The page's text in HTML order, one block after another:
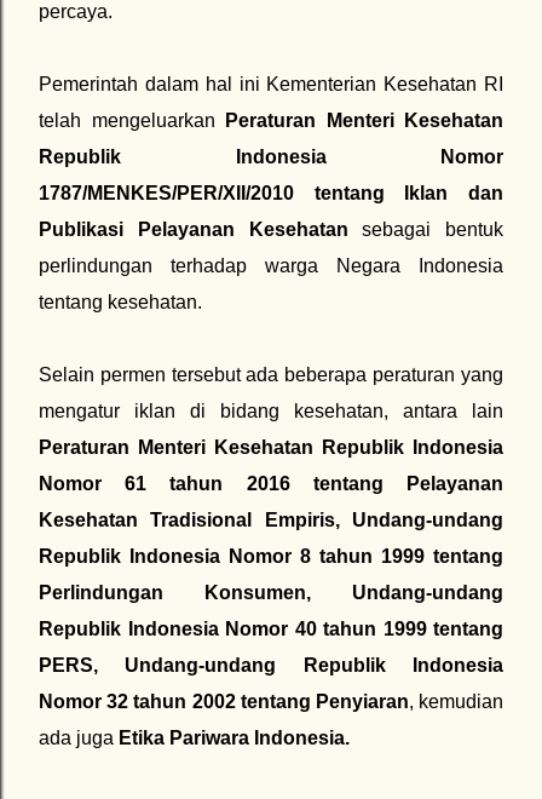
percaya.
Pemerintah dalam hal ini Kementerian Kesehatan RI
telah mengeluarkan
Peraturan Menteri Kesehatan
Republik Indonesia Nomor
1787/MENKES/PER/XII/2010 tentang Iklan dan
Publikasi Pelayanan Kesehatan sebagai bentuk
perlindungan terhadap warga Negara Indonesia
tentang kesehatan.
Selain permen tersebut ada beberapa peraturan yang
mengatur iklan di bidang kesehatan, antara lain
Peraturan Menteri Kesehatan Republik Indonesia
Nomor 61 tahun 2016 tentang Pelayanan
Kesehatan Tradisional Empiris, Undang-undang
Republik Indonesia Nomor 8 tahun 1999 tentang
Perlindungan Konsumen, Undang-undang
Republik Indonesia Nomor 40 tahun 1999 tentang
PERS, Undang-undang Republik Indonesia
Nomor 32 tahun 2002 tentang Penyiaran, kemudian
ada juga Etika Pariwara Indonesia.